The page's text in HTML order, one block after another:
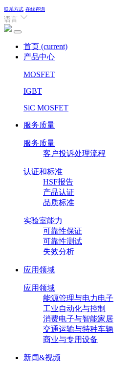
联系方式 在线咨询
语言
首页 (current)
产品中心
MOSFET
IGBT
SiC MOSFET
服务质量
服务质量
客户投诉处理流程
认证和标准
HSF报告
产品认证
品质标准
实验室能力
可靠性保证
可靠性测试
失效分析
应用领域
应用领域
能源管理与电力电子
工业自动化与控制
消费电子与智能家居
交通运输与特种车辆
商业与专用设备
新闻&视频